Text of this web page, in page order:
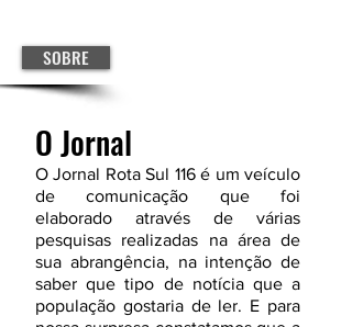
SOBRE
O Jornal
O Jornal Rota Sul 116 é um veículo
de comunicação que foi
elaborado através de várias
pesquisas realizadas na área de
sua abrangência, na intenção de
saber que tipo de notícia que a
população gostaria de ler. E para